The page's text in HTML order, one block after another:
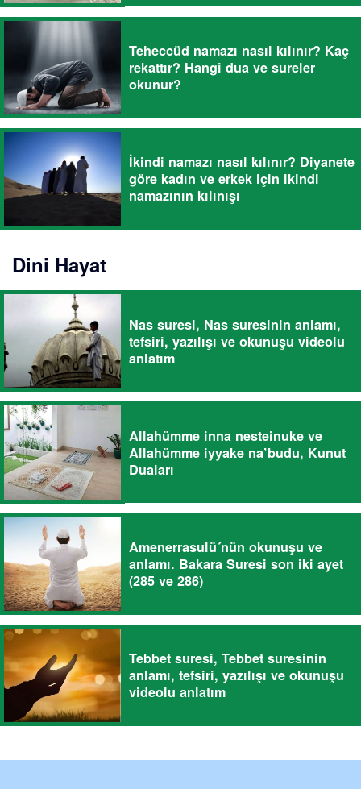
Teheccüd namazı nasıl kılınır? Kaç
rekattır? Hangi dua ve sureler
okunur?
İkindi namazı nasıl kılınır? Diyanete
göre kadın ve erkek için ikindi
namazının kılınışı
Dini Hayat
Nas suresi, Nas suresinin anlamı,
tefsiri, yazılışı ve okunuşu videolu
anlatım
Allahümme inna nesteinuke ve
Allahümme iyyake na’budu, Kunut
Duaları
Amenerrasulü´nün okunuşu ve
anlamı. Bakara Suresi son iki ayet
(285 ve 286)
Tebbet suresi, Tebbet suresinin
anlamı, tefsiri, yazılışı ve okunuşu
videolu anlatım